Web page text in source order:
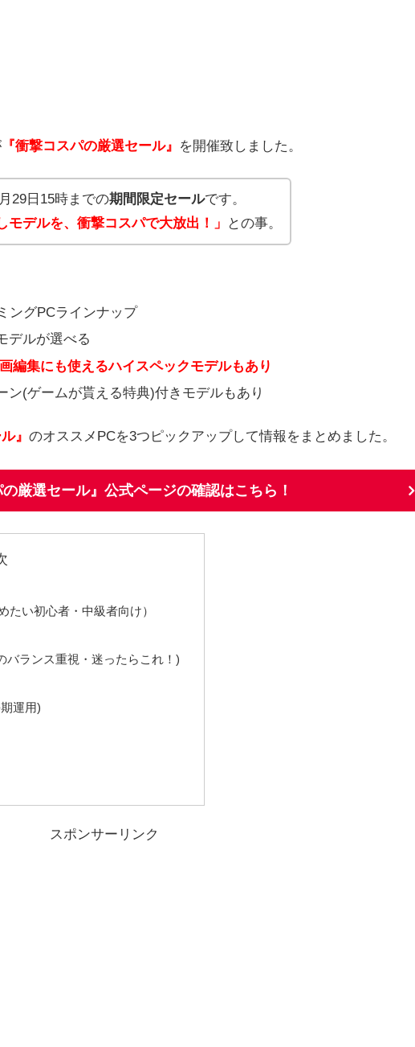
『衝撃コスパの厳選セール』 を開催致しました。
29日15時までの期間限定セールです。
モデルを、衝撃コスパで大放出！」
との事。
ングPCラインナップ
デルが選べる
編集にも使えるハイスペックモデルもあり
ン(ゲームが貰える特典)付きモデルもあり
』 のオススメPCを3つピックアップして情報をまとめました。
の厳選セール』公式ページの確認はこちら！
たい初心者・中級者向け）
バランス重視・迷ったらこれ！)
運用)
スポンサーリンク